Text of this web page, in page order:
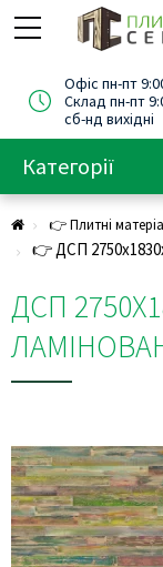
Офіс пн-пт
Склад пн-пт
сб-нд вихідні
Категорії
👉 Плитні
👉 ДСП
ДСП